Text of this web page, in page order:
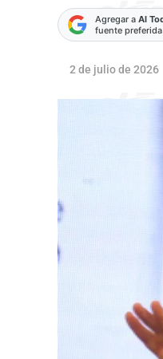
Agregar a Al
fuente
2 de julio de 2026